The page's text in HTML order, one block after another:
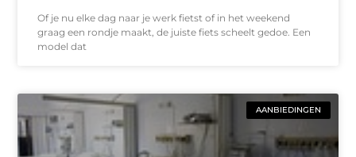
Of je nu elke dag naar je werk fietst of in het weekend
graag een rondje maakt, de juiste fiets scheelt gedoe. Een
model dat
AANBIEDINGEN